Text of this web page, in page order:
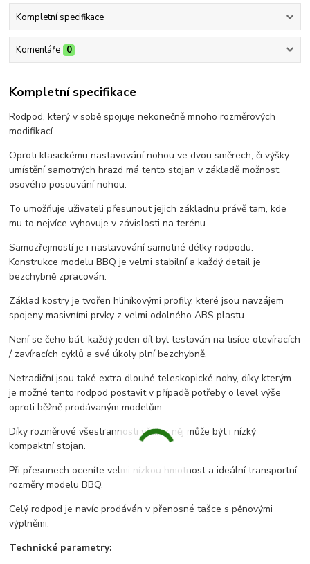
Kompletní specifikace
Komentáře 0
Kompletní specifikace
Rodpod, který v sobě spojuje nekonečně mnoho rozměrových
modifikací.
Oproti klasickému nastavování nohou ve dvou směrech, či výšky
umístění samotných hrazd má tento stojan v základě možnost
osového posouvání nohou.
To umožňuje uživateli přesunout jejich základnu právě tam, kde
mu to nejvíce vyhovuje v závislosti na terénu.
Samozřejmostí je i nastavování samotné délky rodpodu.
Konstrukce modelu BBQ je velmi stabilní a každý detail je
bezchybně zpracován.
Základ kostry je tvořen hliníkovými profily, které jsou navzájem
spojeny masivními prvky z velmi odolného ABS plastu.
Není se čeho bát, každý jeden díl byl testován na tisíce otevíracích
/ zavíracích cyklů a své úkoly plní bezchybně.
Netradiční jsou také extra dlouhé teleskopické nohy, díky kterým
je možné tento rodpod postavit v případě potřeby o level výše
oproti běžně prodávaným modelům.
Díky rozměrové všestrannosti však z něj může být i nízký
kompaktní stojan.
Při přesunech oceníte velmi nízkou hmotnost a ideální transportní
rozměry modelu BBQ.
Celý rodpod je navíc prodáván v přenosné tašce s pěnovými
výplněmi.
Technické parametry: